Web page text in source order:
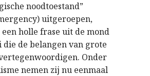
noodtoestand”
uitgeroepen,
holle frase uit de mond
de belangen van grote
Onder
nemen zij nu eenmaal